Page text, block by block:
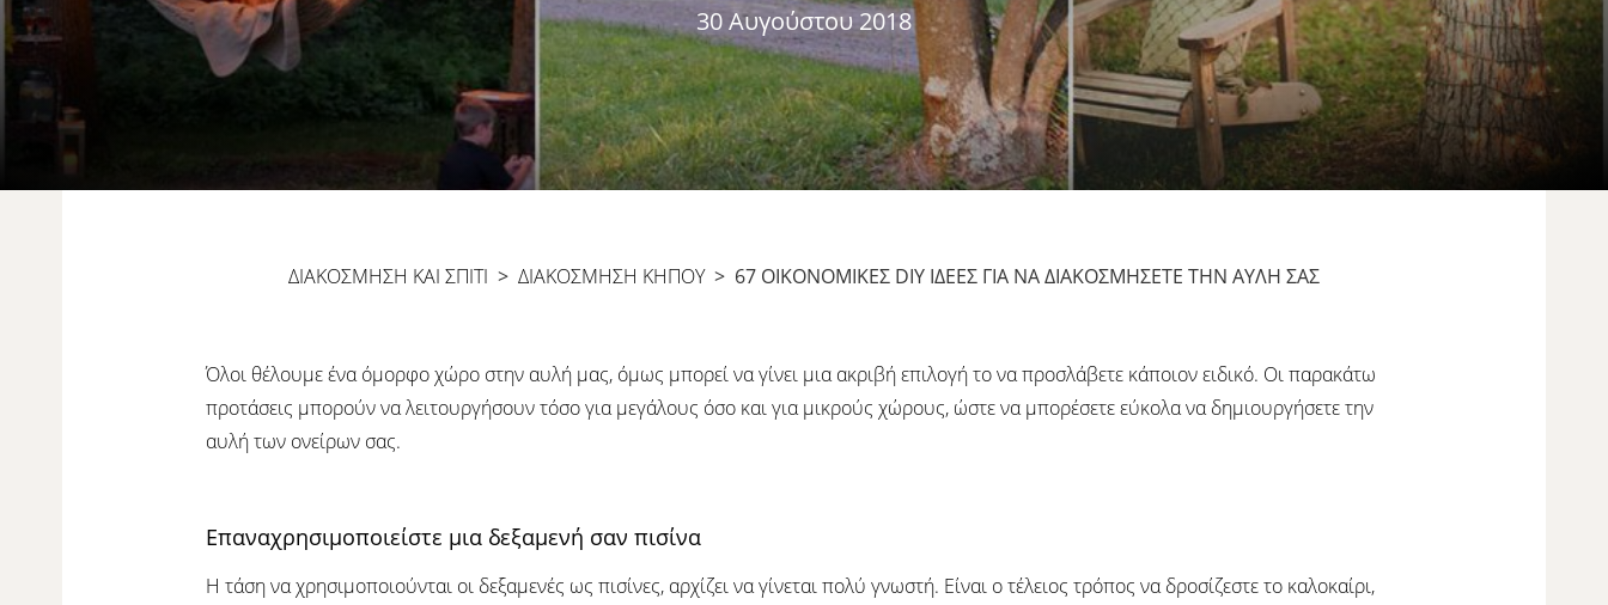
30 Αυγούστου 2018
ΔΙΑΚΟΣΜΗΣΗ ΚΑΙ ΣΠΙΤΙ > ΔΙΑΚΌΣΜΗΣΗ ΚΉΠΟΥ> 67 ΟΙΚΟΝΟΜΙΚΈΣ DIY ΙΔΈΕΣ ΓΙΑ ΝΑ ΔΙΑΚΟΣΜΉΣΕΤΕ ΤΗΝ ΑΥΛΉ ΣΑΣ
Όλοι θέλουμε ένα όμορφο χώρο στην αυλή μας, όμως μπορεί να γίνει μια ακριβή επιλογή το να προσλάβετε κάποιον ειδικό. Οι παρακάτω
προτάσεις μπορούν να λειτουργήσουν τόσο για μεγάλους όσο και για μικρούς χώρους, ώστε να μπορέσετε εύκολα να δημιουργήσετε την
αυλή των ονείρων σας.
Επαναχρησιμοποιείστε μια δεξαμενή σαν πισίνα
Η τάση να χρησιμοποιούνται οι δεξαμενές ως πισίνες, αρχίζει να γίνεται πολύ γνωστή. Είναι ο τέλειος τρόπος να δροσίζεστε το καλοκαίρι,